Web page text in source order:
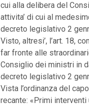
cui alla delibera del
attivita’ di cui al
decreto legislativo 2
Visto, altresi’, l’art. 18,
far fronte alle
Consiglio dei ministri in
decreto legislativo 2
Vista l’ordinanza del
recante: «Primi